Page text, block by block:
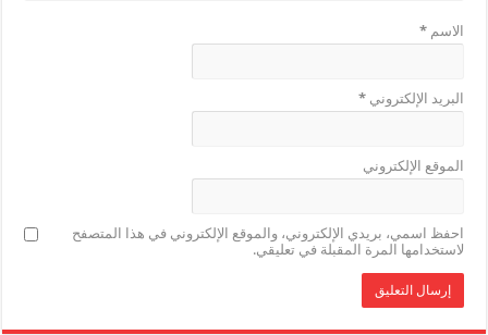
الاسم*
البريد الإلكتروني*
الموقع الإلكتروني
احفظ اسمي، بريدي الإلكتروني، والموقع الإلكتروني في هذا المتصفح
لاستخدامها المرة المقبلة في تعليقي.